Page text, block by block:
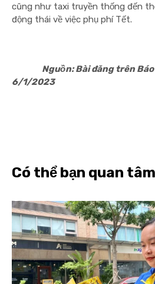
cũng như taxi truyền thống đến
động thái về việc phụ phí Tết.
Nguồn: Bài đăng trên Báo
6/1/2023
Có thể bạn quan tâm